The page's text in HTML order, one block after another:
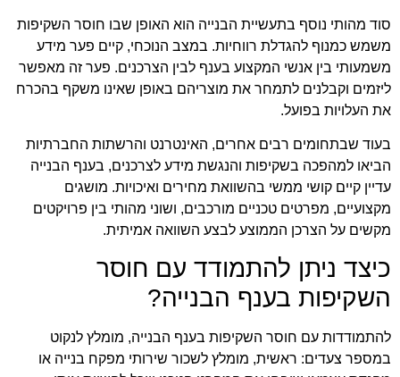
סוד מהותי נוסף בתעשיית הבנייה הוא האופן שבו חוסר השקיפות
משמש כמנוף להגדלת רווחיות. במצב הנוכחי, קיים פער מידע
משמעותי בין אנשי המקצוע בענף לבין הצרכנים. פער זה מאפשר
ליזמים וקבלנים לתמחר את מוצריהם באופן שאינו משקף בהכרח
את העלויות בפועל.
בעוד שבתחומים רבים אחרים, האינטרנט והרשתות החברתיות
הביאו למהפכה בשקיפות והנגשת מידע לצרכנים, בענף הבנייה
עדיין קיים קושי ממשי בהשוואת מחירים ואיכויות. מושגים
מקצועיים, מפרטים טכניים מורכבים, ושוני מהותי בין פרויקטים
מקשים על הצרכן הממוצע לבצע השוואה אמיתית.
כיצד ניתן להתמודד עם חוסר
השקיפות בענף הבנייה?
להתמודדות עם חוסר השקיפות בענף הבנייה, מומלץ לנקוט
במספר צעדים: ראשית, מומלץ לשכור שירותי מפקח בנייה או